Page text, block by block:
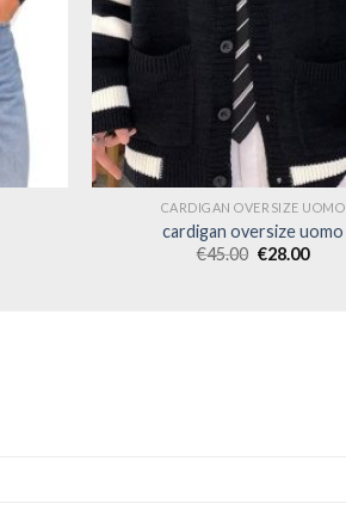
CARDIGAN OVERSIZE UOMO
cardigan oversize uomo
€45.00 €28.00